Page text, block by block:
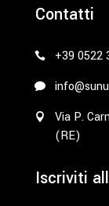
Contatti
+39 0522
Via P.
(RE)
Iscriviti